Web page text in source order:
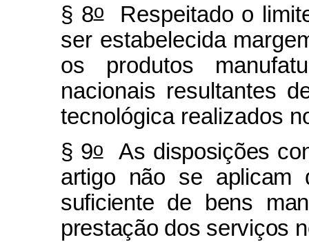
§ 8oRespeitado o
ser estabelecida
os produtos
nacionais resultantes
tecnológica realizados
§ 9oAs disposições
artigo não se aplicam
suficiente de bens
prestação dos serviços